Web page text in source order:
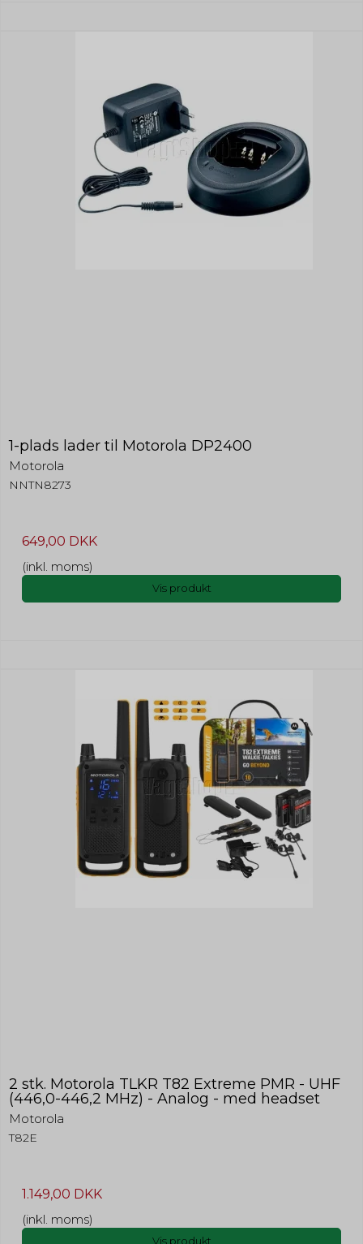
1-plads lader til Motorola DP2400
Motorola
NNTN8273
649,00 DKK
(inkl. moms)
Vis produkt
2 stk. Motorola TLKR T82 Extreme PMR - UHF
(446,0-446,2 MHz) - Analog - med headset
Motorola
T82E
1.149,00 DKK
(inkl. moms)
Vis produkt